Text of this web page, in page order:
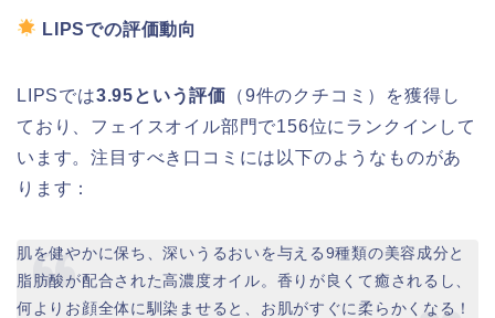
LIPSでの評価動向
LIPSでは3.95という評価 （9件のクチコミ）を獲得し
ており、フェイスオイル部門で156位にランクインして
います。注目すべき口コミには以下のようなものがあ
ります：
肌を健やかに保ち、深いうるおいを与える9種類の美容成分と
脂肪酸が配合された高濃度オイル。香りが良くて癒されるし、
何よりお顔全体に馴染ませると、お肌がすぐに柔らかくなる！